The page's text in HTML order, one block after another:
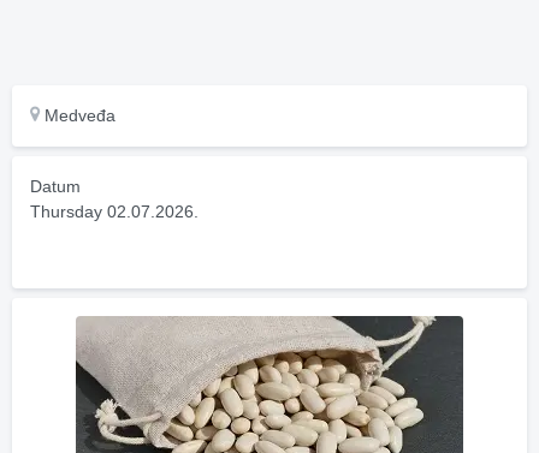
Medveđa
Datum
Thursday 02.07.2026.